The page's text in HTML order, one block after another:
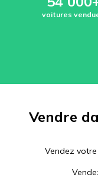
voitures
Vendre
Vendez